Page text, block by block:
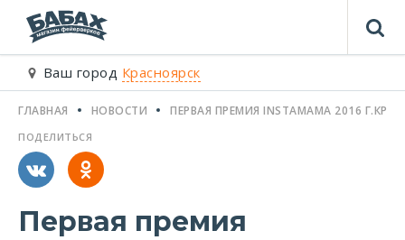
Ваш город Красноярск
ГЛАВНАЯ НОВОСТИ ПЕРВАЯ ПРЕМИЯ INSTAМАМА 2016
Первая премия
ПОДЕЛИТЬСЯ